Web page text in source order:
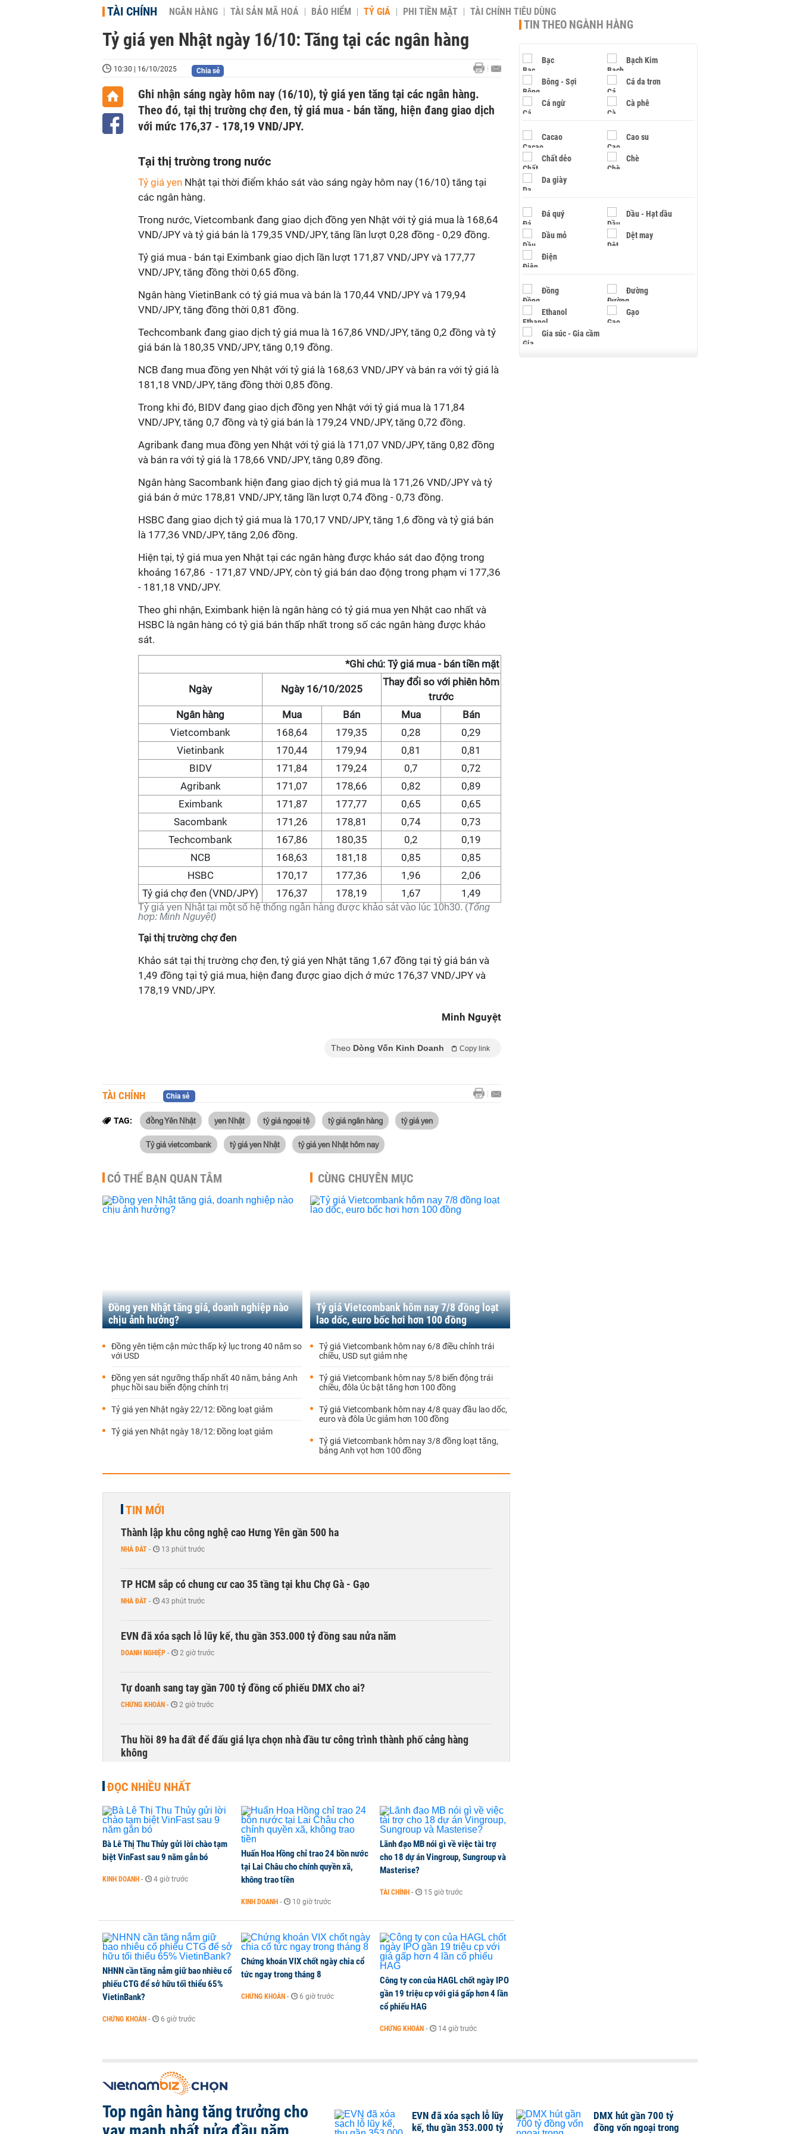
TÀI CHÍNH NGÂN HÀNG TÀI SẢN MÃ HOÁ BẢO HIỂM TỶ GIÁ PHI TIỀN MẶT TÀI CHÍNH TIÊU DÙNG
Tỷ giá yen Nhật ngày 16/10: Tăng tại các ngân hàng
10:30 | 16/10/2025 Chia sẻ
Ghi nhận sáng ngày hôm nay (16/10), tỷ giá yen tăng tại các ngân hàng.
Theo đó, tại thị trường chợ đen, tỷ giá mua - bán tăng, hiện đang giao dịch
với mức 176,37 - 178,19 VND/JPY.
Tại thị trường trong nước
Tỷ giá yen Nhật tại thời điểm khảo sát vào sáng ngày hôm nay (16/10) tăng tại
các ngân hàng.
Trong nước, Vietcombank đang giao dịch đồng yen Nhật với tỷ giá mua là 168,64
VND/JPY và tỷ giá bán là 179,35 VND/JPY, tăng lần lượt 0,28 đồng - 0,29 đồng.
Tỷ giá mua - bán tại Eximbank giao dịch lần lượt 171,87 VND/JPY và 177,77
VND/JPY, tăng đồng thời 0,65 đồng.
Ngân hàng VietinBank có tỷ giá mua và bán là 170,44 VND/JPY và 179,94
VND/JPY, tăng đồng thời 0,81 đồng.
Techcombank đang giao dịch tỷ giá mua là 167,86 VND/JPY, tăng 0,2 đồng và tỷ
giá bán là 180,35 VND/JPY, tăng 0,19 đồng.
NCB đang mua đồng yen Nhật với tỷ giá là 168,63 VND/JPY và bán ra với tỷ giá là
181,18 VND/JPY, tăng đồng thời 0,85 đồng.
Trong khi đó, BIDV đang giao dịch đồng yen Nhật với tỷ giá mua là 171,84
VND/JPY, tăng 0,7 đồng và tỷ giá bán là 179,24 VND/JPY, tăng 0,72 đồng.
Agribank đang mua đồng yen Nhật với tỷ giá là 171,07 VND/JPY, tăng 0,82 đồng
và bán ra với tỷ giá là 178,66 VND/JPY, tăng 0,89 đồng.
Ngân hàng Sacombank hiện đang giao dịch tỷ giá mua là 171,26 VND/JPY và tỷ
giá bán ở mức 178,81 VND/JPY, tăng lần lượt 0,74 đồng - 0,73 đồng.
HSBC đang giao dịch tỷ giá mua là 170,17 VND/JPY, tăng 1,6 đồng và tỷ giá bán
là 177,36 VND/JPY, tăng 2,06 đồng.
Hiện tại, tỷ giá mua yen Nhật tại các ngân hàng được khảo sát dao động trong
khoảng 167,86 - 171,87 VND/JPY, còn tỷ giá bán dao động trong phạm vi 177,36
- 181,18 VND/JPY.
Theo ghi nhận, Eximbank hiện là ngân hàng có tỷ giá mua yen Nhật cao nhất và
HSBC là ngân hàng có tỷ giá bán thấp nhất trong số các ngân hàng được khảo
sát.
Tỷ giá yen Nhật tại một số hệ thống ngân hàng được khảo sát vào lúc 10h30. (Tổng
hợp: Minh Nguyệt)
*Ghi chú: Tỷ giá mua - bán tiền mặt
Ngày Ngày 16/10/2025
Thay đổi so với phiên hôm
trước
Ngân hàng
Mua Bán Mua
Bán
Vietcombank
168,64 179,35 0,28
0,29
Vietinbank
170,44 179,94 0,81
0,81
BIDV
171,84 179,24 0,7
0,72
Agribank
171,07 178,66 0,82
0,89
Eximbank
171,87 177,77 0,65
0,65
Sacombank
171,26 178,81 0,74
0,73
Techcombank
167,86 180,35 0,2
0,19
NCB
168,63 181,18 0,85
0,85
HSBC
170,17 177,36 1,96
2,06
Tỷ giá chợ đen (VND/JPY)
176,37 178,19 1,67 1,49
Tại thị trường chợ đen
Khảo sát tại thị trường chợ đen, tỷ giá yen Nhật tăng 1,67 đồng tại tỷ giá bán và
1,49 đồng tại tỷ giá mua, hiện đang được giao dịch ở mức 176,37 VND/JPY và
178,19 VND/JPY.
Minh Nguyệt
Theo Dòng Vốn Kinh Doanh Copy link
TÀI CHÍNH Chia sẻ
TAG: đồng Yên Nhật yen Nhật tỷ giá ngoại tệ tỷ giá ngân hàng tỷ giá yen
Tỷ giá vietcombank tỷ giá yen Nhật tỷ giá yen Nhật hôm nay
CÓ THỂ BẠN QUAN TÂM
Đồng yen Nhật tăng giá, doanh nghiệp nào
chịu ảnh hưởng?
Đồng yên tiệm cận mức thấp kỷ lục trong 40 năm so
với USD
Đồng yen sát ngưỡng thấp nhất 40 năm, bảng Anh
phục hồi sau biến động chính trị
Tỷ giá yen Nhật ngày 22/12: Đồng loạt giảm
Tỷ giá yen Nhật ngày 18/12: Đồng loạt giảm
CÙNG CHUYÊN MỤC
Tỷ giá Vietcombank hôm nay 7/8 đồng loạt
lao dốc, euro bốc hơi hơn 100 đồng
Tỷ giá Vietcombank hôm nay 6/8 điều chỉnh trái
chiều, USD sụt giảm nhẹ
Tỷ giá Vietcombank hôm nay 5/8 biến động trái
chiều, đôla Úc bật tăng hơn 100 đồng
Tỷ giá Vietcombank hôm nay 4/8 quay đầu lao dốc,
euro và đôla Úc giảm hơn 100 đồng
Tỷ giá Vietcombank hôm nay 3/8 đồng loạt tăng,
bảng Anh vọt hơn 100 đồng
TIN MỚI
Thành lập khu công nghệ cao Hưng Yên gần 500 ha
NHÀ ĐẤT - 13 phút trước
TP HCM sắp có chung cư cao 35 tầng tại khu Chợ Gà - Gạo
NHÀ ĐẤT - 43 phút trước
EVN đã xóa sạch lỗ lũy kế, thu gần 353.000 tỷ đồng sau nửa năm
DOANH NGHIỆP - 2 giờ trước
Tự doanh sang tay gần 700 tỷ đồng cổ phiếu DMX cho ai?
CHỨNG KHOÁN - 2 giờ trước
Thu hồi 89 ha đất để đấu giá lựa chọn nhà đầu tư công trình thành phố cảng hàng
không
Dòng tiền ngoại bất ngờ trở lại TTCK, ai đã mua vào?
CHỨNG KHOÁN 2 giờ trước
Kiến nghị đưa người bán hàng online, lao động công trình đóng BHXH bắt buộc
TikToker Khánh Sky, Vua Quạt, Hồ Văn Khoa bị khởi tố
ĐỌC NHIỀU NHẤT
Bà Lê Thị Thu Thủy gửi lời chào tạm
biệt VinFast sau 9 năm gắn bó
KINH DOANH - 4 giờ trước
Huấn Hoa Hồng chỉ trao 24 bồn nước
tại Lai Châu cho chính quyền xã,
không trao tiền
KINH DOANH - 10 giờ trước
Lãnh đạo MB nói gì về việc tài trợ
cho 18 dự án Vingroup, Sungroup và
Masterise?
TÀI CHÍNH - 15 giờ trước
NHNN cần tăng nắm giữ bao nhiêu cổ
phiếu CTG để sở hữu tối thiểu 65%
VietinBank?
CHỨNG KHOÁN - 6 giờ trước
Chứng khoán VIX chốt ngày chia cổ
tức ngay trong tháng 8
CHỨNG KHOÁN - 6 giờ trước
Công ty con của HAGL chốt ngày IPO
gần 19 triệu cp với giá gấp hơn 4 lần
cổ phiếu HAG
CHỨNG KHOÁN - 14 giờ trước
TIN THEO NGÀNH HÀNG
Bạc Bạch Kim
Bông - Sợi Cá da trơn
Cá ngừ Cà phê
Cacao Cao su
Chất dẻo Chè
Da giày
Đá quý Dầu - Hạt dầu
Dầu mỏ Dệt may
Điện
Đồng Đường
Ethanol Gạo
Gia súc - Gia cầm
Top ngân hàng tăng trưởng cho
EVN đã xóa sạch lỗ lũy
kế, thu gần 353.000 tỷ
DMX hút gần 700 tỷ
đồng vốn ngoại trong